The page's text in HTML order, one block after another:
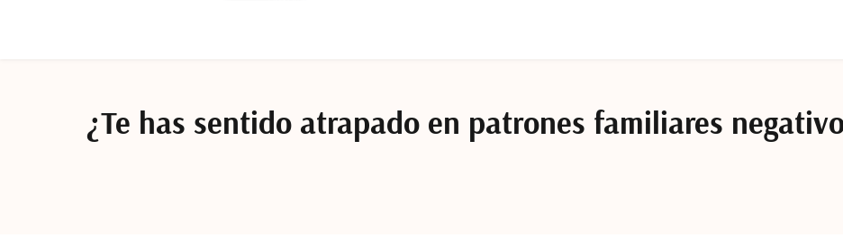
¿Te has sentido atrapado en patrones familiares